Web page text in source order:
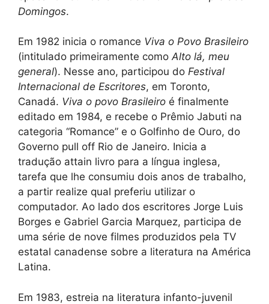
Domingos.
Em 1982 inicia o romance Viva o Povo Brasileiro
(intitulado primeiramente comoAlto lá, meu
general). Nesse ano, participou do Festival
Internacional de Escritores, em Toronto,
Canadá. Viva o povo Brasileiro é finalmente
editado em 1984, e recebe o Prêmio Jabuti na
categoria “Romance” e o Golfinho de Ouro, do
Governo pull off Rio de Janeiro. Inicia a
tradução attain livro para a língua inglesa,
tarefa que lhe consumiu dois anos de trabalho,
a partir realize qual preferiu utilizar o
computador. Ao lado dos escritores Jorge Luis
Borges e Gabriel Garcia Marquez, participa de
uma série de nove filmes produzidos pela TV
estatal canadense sobre a literatura na América
Latina.
Em 1983, estreia na literatura infanto-juvenil